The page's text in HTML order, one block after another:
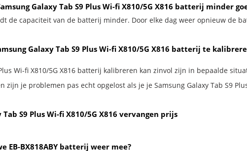
Galaxy Tab S9 Plus Wi-fi X810/5G X816 batterij minder
de capaciteit van de batterij minder. Door elke dag weer opnieuw de
Galaxy Tab S9 Plus Wi-fi X810/5G X816 batterij te
Wi-fi X810/5G X816 batterij kalibreren kan zinvol zijn in bepaalde
zijn je problemen pas echt opgelost als je je Samsung Galaxy Tab S9
S9 Plus Wi-fi X810/5G X816 vervangen prijs
EB-BX818ABY batterij weer mee?